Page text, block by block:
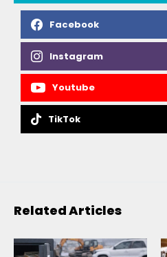
Facebook
Instagram
Youtube
TikTok
Related Articles